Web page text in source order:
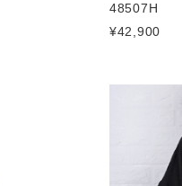
48507H
¥42,900